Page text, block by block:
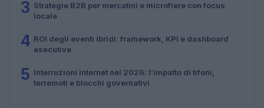
3 Strategie B2B per mercatini e microfiere con focus
locale
4 ROI degli eventi ibridi: framework, KPI e dashboard
esecutive
5 Interruzioni Internet nel 2026: l’impatto di tifoni,
terremoti e blocchi governativi